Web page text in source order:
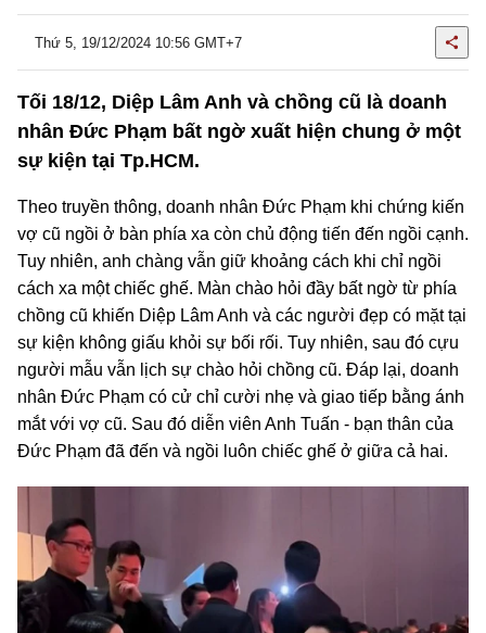
Thứ 5, 19/12/2024 10:56 GMT+7
Tối 18/12, Diệp Lâm Anh và chồng cũ là doanh
nhân Đức Phạm bất ngờ xuất hiện chung ở một
sự kiện tại Tp.HCM.
Theo truyền thông, doanh nhân Đức Phạm khi chứng kiến
vợ cũ ngồi ở bàn phía xa còn chủ động tiến đến ngồi cạnh.
Tuy nhiên, anh chàng vẫn giữ khoảng cách khi chỉ ngồi
cách xa một chiếc ghế. Màn chào hỏi đầy bất ngờ từ phía
chồng cũ khiến Diệp Lâm Anh và các người đẹp có mặt tại
sự kiện không giấu khỏi sự bối rối. Tuy nhiên, sau đó cựu
người mẫu vẫn lịch sự chào hỏi chồng cũ. Đáp lại, doanh
nhân Đức Phạm có cử chỉ cười nhẹ và giao tiếp bằng ánh
mắt với vợ cũ. Sau đó diễn viên Anh Tuấn - bạn thân của
Đức Phạm đã đến và ngồi luôn chiếc ghế ở giữa cả hai.